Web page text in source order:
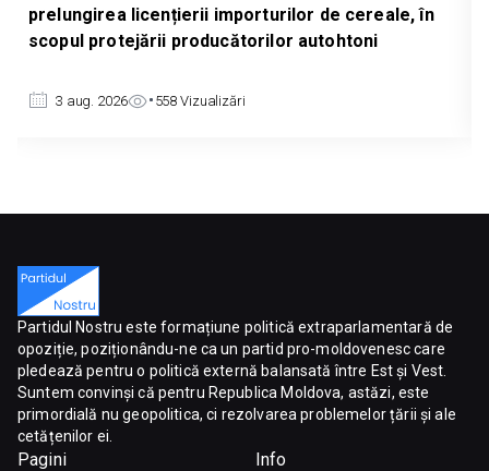
în
Energocom
31 iul. 2026
Partidul Nostru este formațiune politică extraparlamentară de
opoziție, poziționându-ne ca un partid pro-moldovenesc care
pledează pentru o politică externă balansată între Est și Vest.
Suntem convinși că pentru Republica Moldova, astăzi, este
primordială nu geopolitica, ci rezolvarea problemelor țării și ale
cetățenilor ei.
Pagini
Info